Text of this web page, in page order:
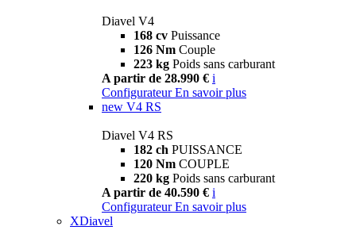
Diavel V4
168 cv Puissance
126 Nm Couple
223 kg Poids sans carburant
A partir de 28.990 € i
Configurateur En savoir plus
new V4 RS
Diavel V4 RS
182 ch PUISSANCE
120 Nm COUPLE
220 kg Poids sans carburant
A partir de 40.590 € i
Configurateur En savoir plus
XDiavel